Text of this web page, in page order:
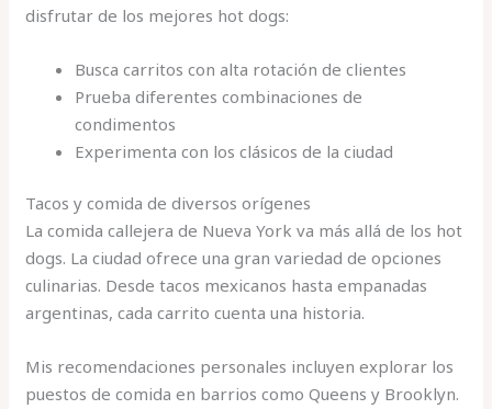
disfrutar de los mejores hot dogs:
Busca carritos con alta rotación de clientes
Prueba diferentes combinaciones de
condimentos
Experimenta con los clásicos de la ciudad
Tacos y comida de diversos orígenes
La comida callejera de Nueva York va más allá de los hot
dogs. La ciudad ofrece una gran variedad de opciones
culinarias. Desde tacos mexicanos hasta empanadas
argentinas, cada carrito cuenta una historia.
Mis recomendaciones personales incluyen explorar los
puestos de comida en barrios como Queens y Brooklyn.